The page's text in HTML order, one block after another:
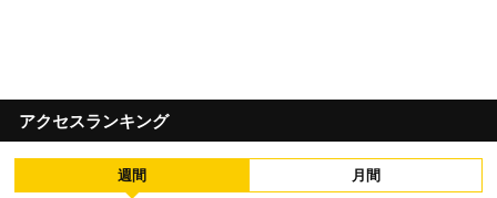
アクセスランキング
週間 月間